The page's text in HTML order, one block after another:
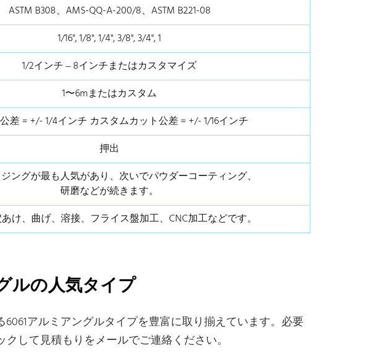
ASTM B308、AMS-QQ-A-200/8、ASTM B221-08
1/16", 1/8", 1/4", 3/8", 3/4", 1
1/2インチ – 8インチまたはカスタマイズ
1〜6mまたはカスタム
差 = +/- 1/4インチ カスタムカット公差 = +/- 1/16インチ
押出
ングが最も人気があり、次いでパウダーコーティング、
研磨などが続きます。
け、曲げ、溶接、フライス盤加工、CNC加工などです。
ルの人気タイプ
アルミアングルタイプを豊富に取り揃えています。必要
して見積もりをメールでご連絡ください。